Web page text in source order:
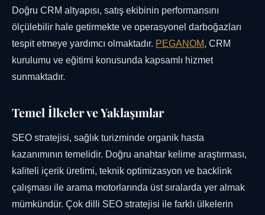
Doğru CRM altyapısı, satış ekibinin performansını
ölçülebilir hale getirmekte ve operasyonel darboğazları
tespit etmeye yardımcı olmaktadır. PEGANOM, CRM
kurulumu ve eğitimi konusunda kapsamlı hizmet
sunmaktadır.
Temel İlkeler ve Yaklaşımlar
SEO stratejisi, sağlık turizminde organik hasta
kazanımının temelidir. Doğru anahtar kelime araştırması,
kaliteli içerik üretimi, teknik optimizasyon ve backlink
çalışması ile arama motorlarında üst sıralarda yer almak
mümkündür. Çok dilli SEO stratejisi ile farklı ülkelerin